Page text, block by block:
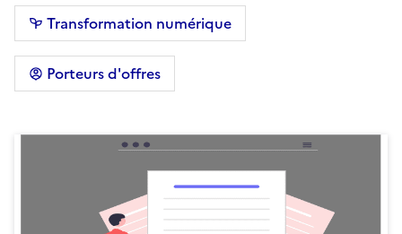
Transformation numérique
Porteurs d'offres